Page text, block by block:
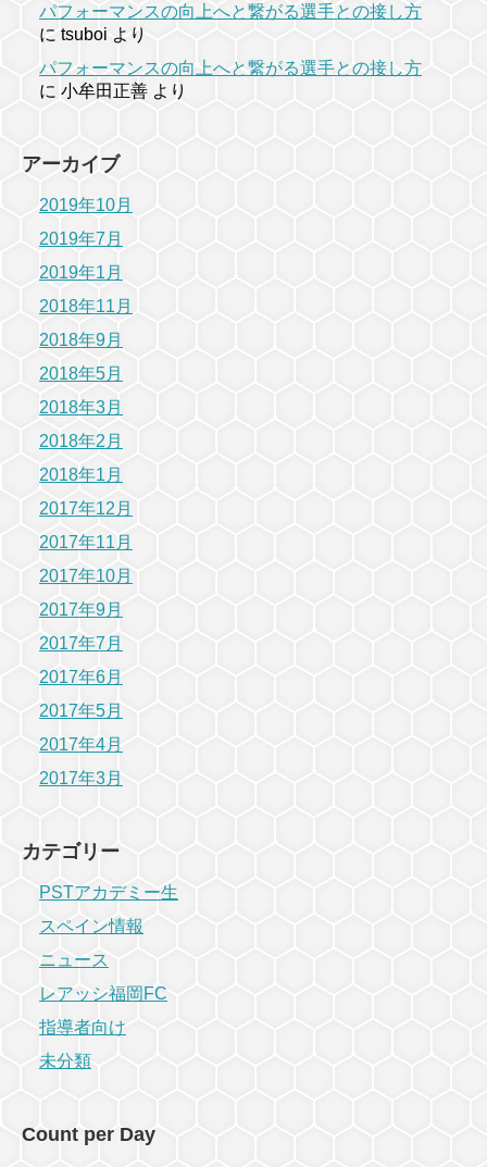
パフォーマンスの向上へと繋がる選手との接し方
に tsuboi より
パフォーマンスの向上へと繋がる選手との接し方
に 小牟田正善 より
アーカイブ
2019年10月
2019年7月
2019年1月
2018年11月
2018年9月
2018年5月
2018年3月
2018年2月
2018年1月
2017年12月
2017年11月
2017年10月
2017年9月
2017年7月
2017年6月
2017年5月
2017年4月
2017年3月
カテゴリー
PSTアカデミー生
スペイン情報
ニュース
レアッシ福岡FC
指導者向け
未分類
Count per Day